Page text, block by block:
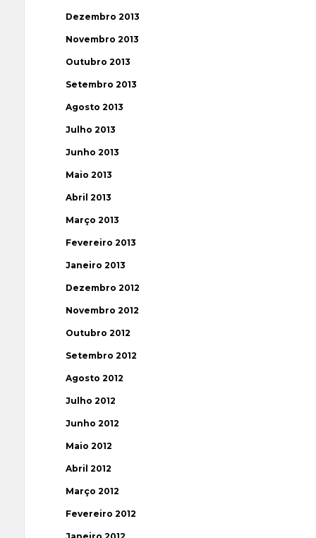
Dezembro 2013
Novembro 2013
Outubro 2013
Setembro 2013
Agosto 2013
Julho 2013
Junho 2013
Maio 2013
Abril 2013
Março 2013
Fevereiro 2013
Janeiro 2013
Dezembro 2012
Novembro 2012
Outubro 2012
Setembro 2012
Agosto 2012
Julho 2012
Junho 2012
Maio 2012
Abril 2012
Março 2012
Fevereiro 2012